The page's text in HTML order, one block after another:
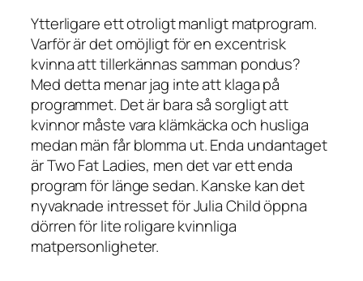
Ytterligare ett otroligt manligt matprogram.
Varför är det omöjligt för en excentrisk
kvinna att tillerkännas samman pondus?
Med detta menar jag inte att klaga på
programmet. Det är bara så sorgligt att
kvinnor måste vara klämkäcka och husliga
medan män får blomma ut. Enda undantaget
är Two Fat Ladies, men det var ett enda
program för länge sedan. Kanske kan det
nyvaknade intresset för Julia Child öppna
dörren för lite roligare kvinnliga
matpersonligheter.